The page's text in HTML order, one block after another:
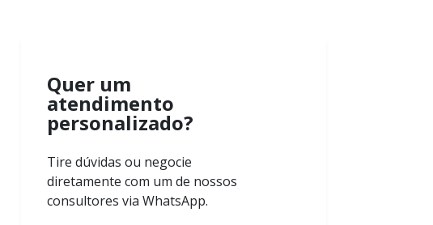
Quer um
atendimento
personalizado?
Tire dúvidas ou negocie
diretamente com um de nossos
consultores via WhatsApp.